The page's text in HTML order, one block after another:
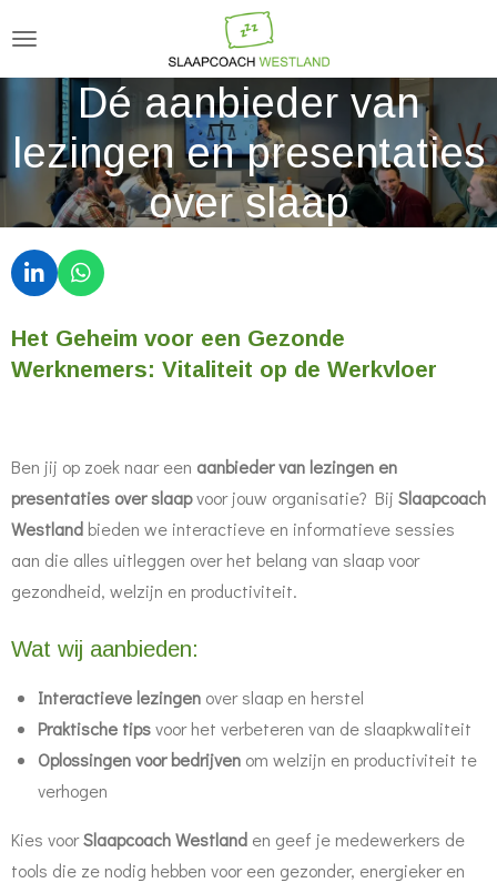
hoofdinhoud
Dé aanbieder van
lezingen en presentaties
over slaap
L
i
k
e
W
h
a
t
s
Het Geheim voor een Gezonde
Werknemers: Vitaliteit op de Werkvloer
Ben jij op zoek naar een aanbieder van lezingen en
presentaties over slaapvoor jouw organisatie? Bij Slaapcoach
Westland bieden we interactieve en informatieve sessies
aan die alles uitleggen over het belang van slaap voor
gezondheid, welzijn en productiviteit.
Wat wij aanbieden:
Interactieve lezingen over slaap en herstel
Praktische tipsvoor het verbeteren van de slaapkwaliteit
Oplossingen voor bedrijven om welzijn en productiviteit te
verhogen
Kies voorSlaapcoach Westland en geef je medewerkers de
tools die ze nodig hebben voor een gezonder, energieker en